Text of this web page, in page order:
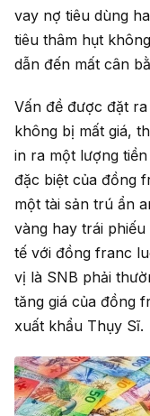
vay nợ tiêu dùng
tiêu thâm hụt
dẫn đến mất cân
Vấn đề được đặt
không bị mất giá,
in ra một lượng
đặc biệt của đồng
một tài sản trú ẩn
vàng hay trái
tế với đồng franc
vị là SNB phải
tăng giá của đồng
xuất khẩu Thụy Sĩ.